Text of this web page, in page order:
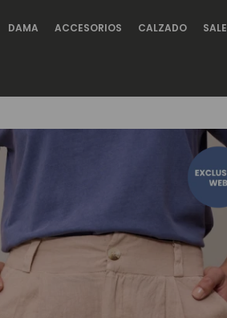
DAMA ACCESORIOS CALZADO SALE